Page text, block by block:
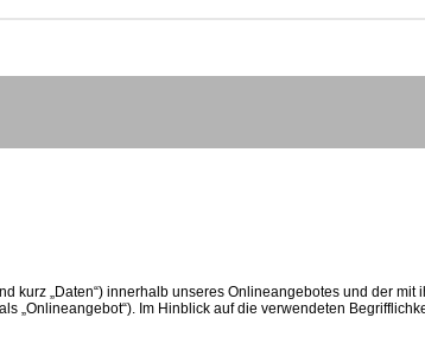
kurz „Daten“) innerhalb unseres Onlineangebotes und der mit
Im Hinblick auf die verwendeten